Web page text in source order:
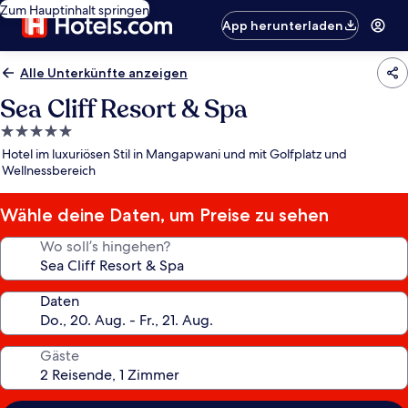
Zum Hauptinhalt springen
App herunterladen
Alle Unterkünfte anzeigen
Sea Cliff Resort & Spa
5.0-
Sterne-
Unterkunft
Hotel im luxuriösen Stil in Mangapwani und mit Golfplatz und
Wellnessbereich
Wähle deine Daten, um Preise zu sehen
Wo soll’s hingehen?
Daten
Gäste